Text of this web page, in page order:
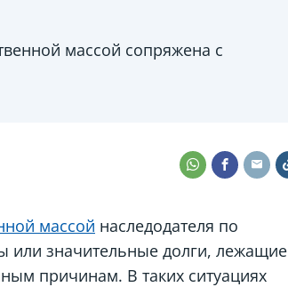
массой сопряжена с
массой наследодателя по
или значительные долги, лежащие
причинам. В таких ситуациях